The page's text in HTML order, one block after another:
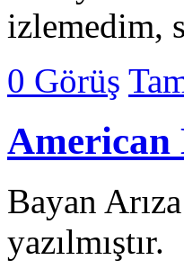
izlemedim,
0 Görüş
Bayan
yazılmıştır.